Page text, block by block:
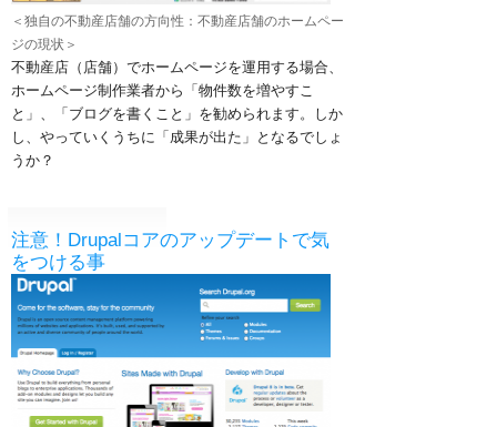
＜独自の不動産店舗の方向性：不動産店舗のホームペー
ジの現状＞
不動産店（店舗）でホームページを運用する場合、
ホームページ制作業者から「物件数を増やすこ
と」、「ブログを書くこと」を勧められます。
しか
し、やっていくうちに「成果が出た」となるでしょ
うか？
注意！Drupalコアのアップデートで気
をつける事